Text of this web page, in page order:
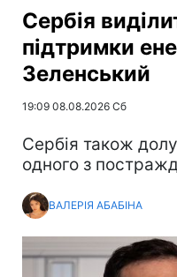
Сербія
підтримки
Зеленський
19:09 08.08.2026 Сб
Сербія також
одного з
ВАЛЕРІЯ АБАБІНА